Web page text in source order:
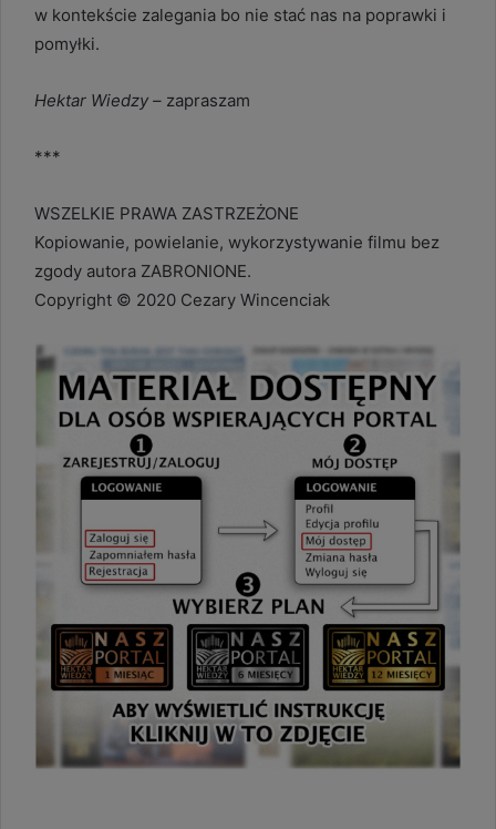
w kontekście zalegania bo nie stać nas na poprawki i
pomyłki.
Hektar Wiedzy – zapraszam
***
WSZELKIE PRAWA ZASTRZEŻONE
Kopiowanie, powielanie, wykorzystywanie filmu bez
zgody autora ZABRONIONE.
Copyright © 2020 Cezary Wincenciak